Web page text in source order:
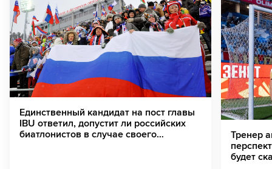
Единственный кандидат на пост главы
IBU ответил, допустит ли российских
биатлонистов в случае своего
Тренер
будет